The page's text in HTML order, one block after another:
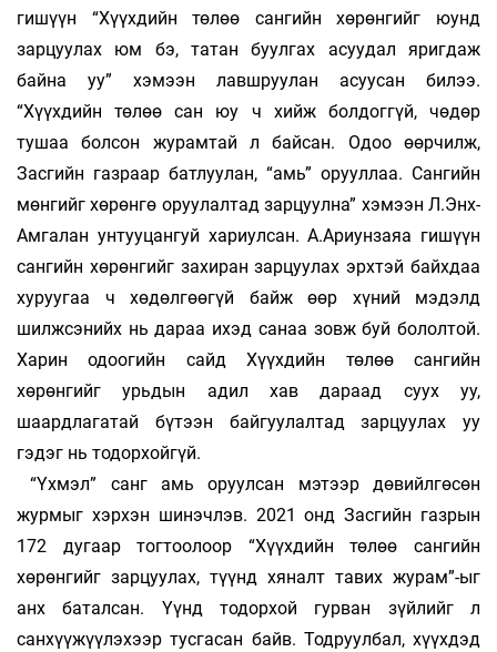
гишүүн “Хүүхдийн төлөө сангийн хөрөн­­гийг юунд
зарцуулах юм бэ, татан буулгах асуу­дал яригдаж
байна уу” хэмээн лавшруулан асуу­сан билээ.
“Хүүхдийн төлөө сан юу ч хийж бол­дог­гүй, чөдөр
тушаа болсон журамтай л бай­сан. Одоо өөрчилж,
Засгийн газраар батлуу­­лан, “амь” орууллаа. Сангийн
мөнгийг хөрөнгө оруу­лал­­­тад зарцуулна” хэмээн Л.Энх-
Амгалан ун­туу­цангуй хариулсан. А.Ариунзаяа гишүүн
сан­гийн хө­­рөнгийг захиран зарцуулах эрх­­тэй байх­­­­даа
хуруугаа ч хөдөлгөөгүй байж өөр хүний мэдэлд
шилжсэнийх нь дараа ихэд са­­наа зовж буй бололтой.
Харин одоогийн сайд Хүүхдийн төлөө сангийн
хөрөнгийг урьдын адил хав да­раад суух уу,
шаардлагатай бүтээн байгуулал­­тад зарцуулах уу
гэдэг нь тодорхойгүй.
“Үхмэл” санг амь оруулсан мэтээр дөвийл­гөсөн
журмыг хэрхэн шинэчлэв. 2021 онд Зас­гийн газрын
172 дугаар тогтоолоор “Хүүх­дийн төлөө сангийн
хөрөнгийг зарцуулах, түүнд хя­налт тавих журам”-ыг
анх баталсан. Үүнд то­­дорхой гурван зүйлийг л
санхүүжүүлэ­хээр тус­­га­сан байв. Тодруулбал, хүүхдэд